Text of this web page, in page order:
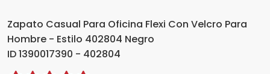
Zapato Casual Para Oficina Flexi Con Velcro Para
Hombre - Estilo 402804 Negro
ID 1390017390 - 402804